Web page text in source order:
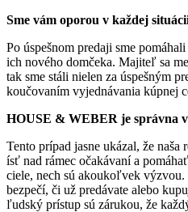
Sme vám oporou v každej
Po úspešnom predaji sme
ich nového domčeka. Majiteľ sa
tak sme stáli nielen za úspešným
koučovaním vyjednávania kúpnej
HOUSE & WEBER je správna
Tento prípad jasne ukázal, že naša
ísť nad rámec očakávaní a
ciele, nech sú akoukoľvek
bezpečí, či už predávate alebo
ľudský prístup sú zárukou, že